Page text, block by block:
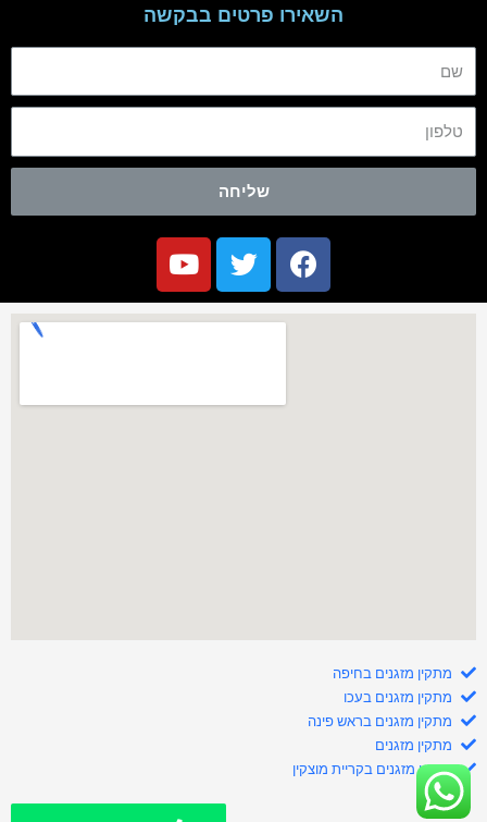
השאירו פרטים בבקשה
שליחה
מתקין מזגנים בחיפה
מתקין מזגנים בעכו
מתקין מזגנים בראש פינה
מתקין מזגנים
טכנאי מזגנים בקריית מוצקין